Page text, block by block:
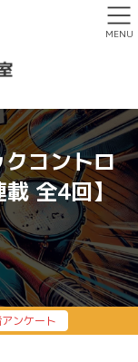
コントロ
載 全4回】
ンケート
MENU